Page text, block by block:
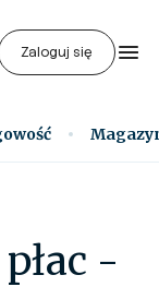
Zaloguj się
-